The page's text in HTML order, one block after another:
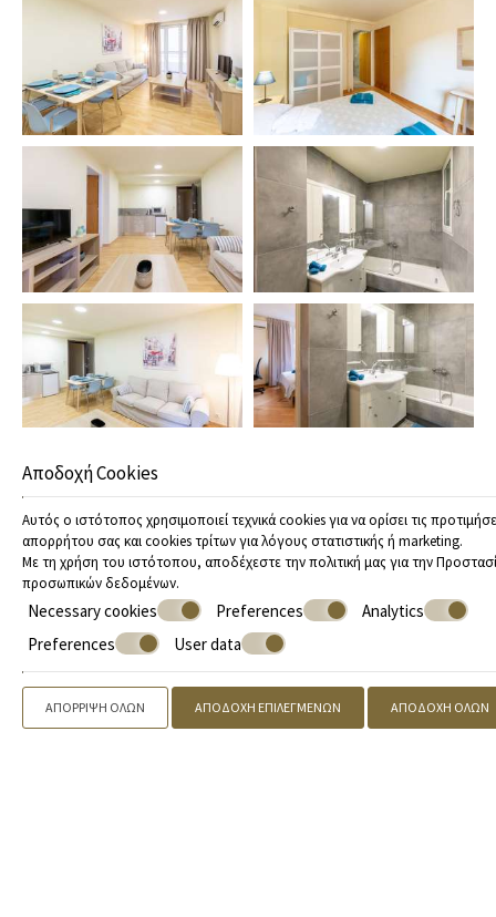
Τηλεφωνήστε2109842155, 2731081888 |
Προσφορές
Αποδοχή Cookies
Αυτός ο ιστότοπος χρησιμοποιεί τεχνικά cookies για να ορίσει τις
απορρήτου σας και cookies τρίτων για λόγους στατιστικής ή marketing.
Με τη χρήση του ιστότοπου, αποδέχεστε την πολιτική μας για την
προσωπικών δεδομένων.
Necessary cookies Preferences
Analytics
Preferences
User data
ΑΠΌΡΡΙΨΗ ΌΛΩΝ ΑΠΟΔΟΧΉ ΕΠΙΛΕΓΜΈΝΩΝ ΑΠΟΔΟΧΉ ΌΛΩΝ